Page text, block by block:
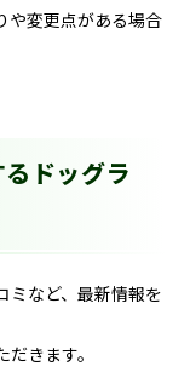
や変更点がある場合
ドッグラ
ミなど、最新情報を
きます。